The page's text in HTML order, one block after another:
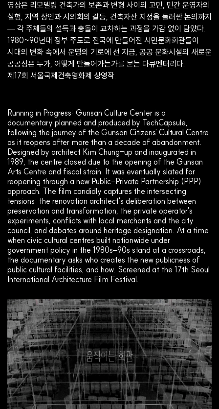
영상은 리모델링 건축가의 보존과 변형 사이의 고민, 민간 운영자의
실험, 지역 상인과 시의회의 갈등, 건축자산 지정을 둘러싼 논의까지
— 각 주체들의 설득과 충돌이 교차하는 과정을 가감 없이 담았다.
1980~90년대 정부 주도로 전국에 만들어진 시민문화회관들이
시대의 변화 속에서 운명의 기로에 선 지금, 공공 문화시설의 새로운
공공성은 누가, 어떻게 만들어가는가를 묻는 다큐멘터리다.
제17회 서울국제건축영화제 상영작.
Running in Progress: Gunsan Culture Center is a
documentary planned and produced by TechCapsule,
following the journey of the Gunsan Citizens' Cultural Centre
as it reopens after more than a decade of abandonment.
Designed by architect Kim Chung-up and inaugurated in
1989, the centre closed due to the opening of the Gunsan
Arts Centre and fiscal strain. It was eventually slated for
reopening through a new Public-Private Partnership (PPP)
approach. The film candidly captures the intersecting
tensions: the renovation architect's deliberation between
preservation and transformation, the private operator's
experiments, conflicts with local merchants and the city
council, and debates around heritage designation. At a time
when civic cultural centres built nationwide under
government policy in the 1980s–90s stand at a crossroads,
the documentary asks who creates the new publicness of
public cultural facilities, and how. Screened at the 17th Seoul
International Architecture Film Festival.